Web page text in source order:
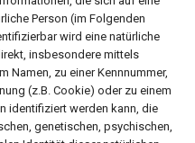
Person (im Folgenden
wird eine natürliche
insbesondere mittels
Namen, zu einer Kennnummer,
(z.B. Cookie) oder zu einem
identifiziert werden kann, die
genetischen, psychischen,